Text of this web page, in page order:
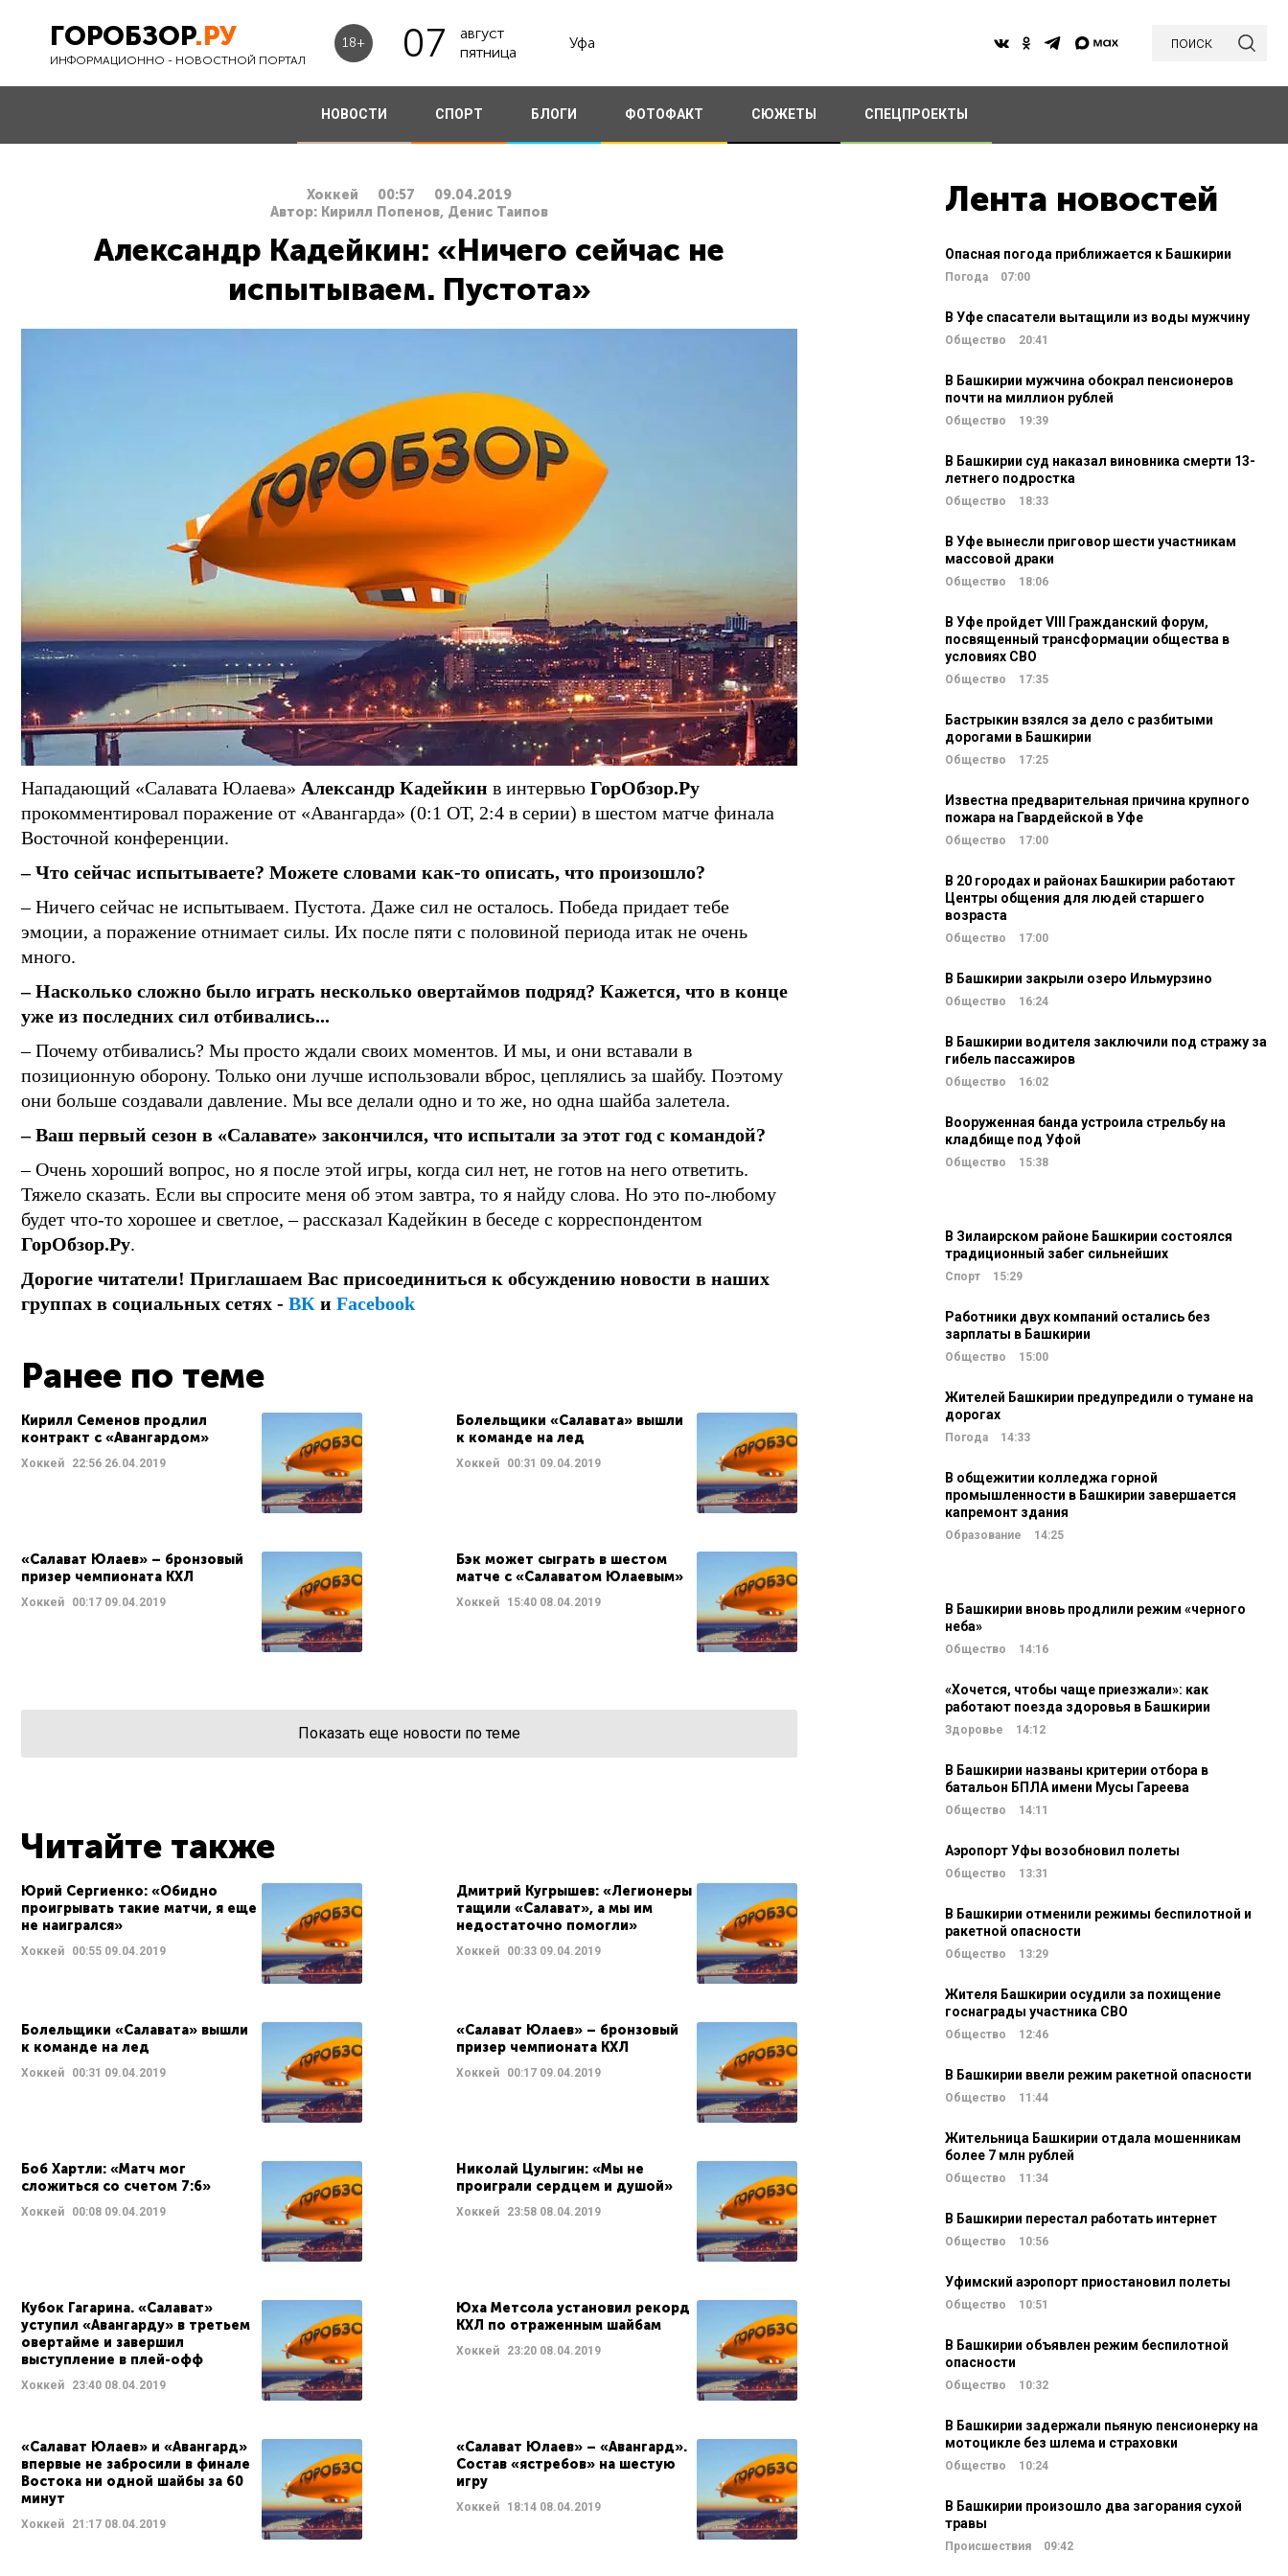
ГОРОБЗОР.РУ
ИНФОРМАЦИОННО - НОВОСТНОЙ ПОРТАЛ
18+ 07
август
пятница
Уфа поиск
НОВОСТИ СПОРТ БЛОГИ ФОТОФАКТ СЮЖЕТЫ СПЕЦПРОЕКТЫ
Хоккей 00:57
09.04.2019
Автор: Кирилл Попенов, Денис Таипов
Александр Кадейкин: «Ничего сейчас не
испытываем. Пустота»
Нападающий «Салавата Юлаева» Александр Кадейкин в интервью ГорОбзор.Ру
прокомментировал поражение от «Авангарда» (0:1 ОТ, 2:4 в серии) в шестом матче финала
Восточной конференции.
– Что сейчас испытываете? Можете словами как-то описать, что произошло?
– Ничего сейчас не испытываем. Пустота. Даже сил не осталось. Победа придает тебе
эмоции, а поражение отнимает силы. Их после пяти с половиной периода итак не очень
много.
– Насколько сложно было играть несколько овертаймов подряд? Кажется, что в конце
уже из последних сил отбивались...
– Почему отбивались? Мы просто ждали своих моментов. И мы, и они вставали в
позиционную оборону. Только они лучше использовали вброс, цеплялись за шайбу. Поэтому
они больше создавали давление. Мы все делали одно и то же, но одна шайба залетела.
– Ваш первый сезон в «Салавате» закончился, что испытали за этот год с командой?
– Очень хороший вопрос, но я после этой игры, когда сил нет, не готов на него ответить.
Тяжело сказать. Если вы спросите меня об этом завтра, то я найду слова. Но это по-любому
будет что-то хорошее и светлое, – рассказал Кадейкин в беседе с корреспондентом
ГорОбзор.Ру.
Дорогие читатели! Приглашаем Вас присоединиться к обсуждению новости в наших
группах в социальных сетях - ВК и Facebook
Ранее по теме
Кирилл Семенов продлил
контракт с «Авангардом»
Хоккей 22:56 26.04.2019
Болельщики «Салавата» вышли
к команде на лед
Хоккей 00:31 09.04.2019
«Салават Юлаев» – бронзовый
призер чемпионата КХЛ
Хоккей 00:17 09.04.2019
Бэк может сыграть в шестом
матче с «Салаватом Юлаевым»
Хоккей 15:4008.04.2019
Показать еще новости по теме
Читайте также
Юрий Сергиенко: «Обидно
проигрывать такие матчи, я еще
не наигрался»
Хоккей 00:55 09.04.2019
Дмитрий Кугрышев: «Легионеры
тащили «Салават», а мы им
недостаточно помогли»
Хоккей 00:3309.04.2019
Болельщики «Салавата» вышли
к команде на лед
Хоккей 00:31 09.04.2019
«Салават Юлаев» – бронзовый
призер чемпионата КХЛ
Хоккей 00:1709.04.2019
Боб Хартли: «Матч мог
сложиться со счетом 7:6»
Хоккей 00:08 09.04.2019
Николай Цулыгин: «Мы не
проиграли сердцем и душой»
Хоккей 23:5808.04.2019
Кубок Гагарина. «Салават»
уступил «Авангарду» в третьем
овертайме и завершил
выступление в плей-офф
Хоккей 23:40 08.04.2019
Юха Метсола установил рекорд
КХЛ по отраженным шайбам
Хоккей 23:2008.04.2019
«Салават Юлаев» и «Авангард»
впервые не забросили в финале
Востока ни одной шайбы за 60
минут
Хоккей 21:17 08.04.2019
«Салават Юлаев» – «Авангард».
Состав «ястребов» на шестую
игру
Хоккей 18:1408.04.2019
Лента новостей
Опасная погода приближается к Башкирии
Погода 07:00
В Уфе спасатели вытащили из воды мужчину
Общество 20:41
В Башкирии мужчина обокрал пенсионеров
почти на миллион рублей
Общество 19:39
В Башкирии суд наказал виновника смерти 13-
летнего подростка
Общество 18:33
В Уфе вынесли приговор шести участникам
массовой драки
Общество 18:06
В Уфе пройдет VIII Гражданский форум,
посвященный трансформации общества в
условиях СВО
Общество 17:35
Бастрыкин взялся за дело с разбитыми
дорогами в Башкирии
Общество 17:25
Известна предварительная причина крупного
пожара на Гвардейской в Уфе
Общество 17:00
В 20 городах и районах Башкирии работают
Центры общения для людей старшего
возраста
Общество 17:00
В Башкирии закрыли озеро Ильмурзино
Общество 16:24
В Башкирии водителя заключили под стражу за
гибель пассажиров
Общество 16:02
Вооруженная банда устроила стрельбу на
кладбище под Уфой
Общество 15:38
В Зилаирском районе Башкирии состоялся
традиционный забег сильнейших
Спорт 15:29
Работники двух компаний остались без
зарплаты в Башкирии
Общество 15:00
Жителей Башкирии предупредили о тумане на
дорогах
Погода 14:33
В общежитии колледжа горной
промышленности в Башкирии завершается
капремонт здания
Образование 14:25
В Башкирии вновь продлили режим «черного
неба»
Общество 14:16
«Хочется, чтобы чаще приезжали»: как
работают поезда здоровья в Башкирии
Здоровье 14:12
В Башкирии названы критерии отбора в
батальон БПЛА имени Мусы Гареева
Общество 14:11
Аэропорт Уфы возобновил полеты
Общество 13:31
В Башкирии отменили режимы беспилотной и
ракетной опасности
Общество 13:29
Жителя Башкирии осудили за похищение
госнаграды участника СВО
Общество 12:46
В Башкирии ввели режим ракетной опасности
Общество 11:44
Жительница Башкирии отдала мошенникам
более 7 млн рублей
Общество 11:34
В Башкирии перестал работать интернет
Общество 10:56
Уфимский аэропорт приостановил полеты
Общество 10:51
В Башкирии объявлен режим беспилотной
опасности
Общество 10:32
В Башкирии задержали пьяную пенсионерку на
мотоцикле без шлема и страховки
Общество 10:24
В Башкирии произошло два загорания сухой
травы
Происшествия 09:42